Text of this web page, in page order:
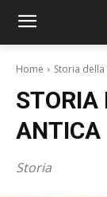
Home Storia
STORIA
ANTICA
Storia